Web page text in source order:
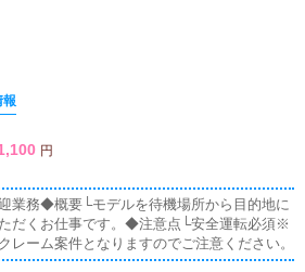
報
円
業務◆概要└モデルを待機場所から目的地に
だくお仕事です。◆注意点└安全運転必須※
レーム案件となりますのでご注意ください。